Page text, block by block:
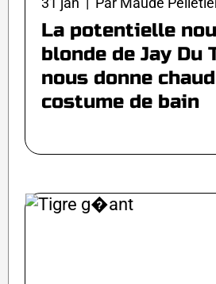
La potentielle
blonde de Jay Du
nous donne
costume de bain